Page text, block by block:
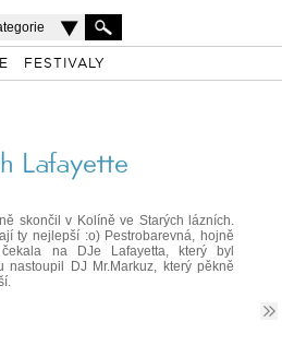
FESTIVALY
Lafayette
skončil v Kolíně ve Starých lázních.
ty nejlepší :o) Pestrobarevná, hojně
na DJe Lafayetta, který byl
DJ Mr.Markuz, který pěkně